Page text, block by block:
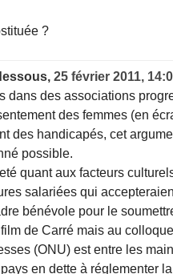
?
25 février 2011,
dans des associations
des femmes (en
des handicapés, cet
possible.
quant aux facteurs
salariées qui
bénévole pour le
de Carré mais au
(ONU) est entre les
en dette à réglementer